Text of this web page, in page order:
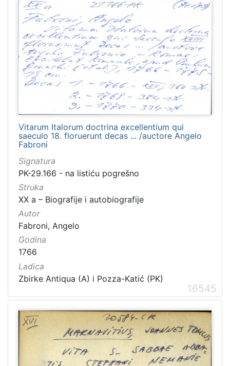
Vitarum Italorum doctrina excellentium qui
saeculo 18. floruerunt decas ... /auctore Angelo
Fabroni
Signatura
PK-29.166 - na listiću pogrešno
Struka
XX a – Biografije i autobiografije
Autor
Fabroni, Angelo
Godina
1766
Ladica
Zbirke Antiqua (A) i Pozza-Katić (PK)
16545